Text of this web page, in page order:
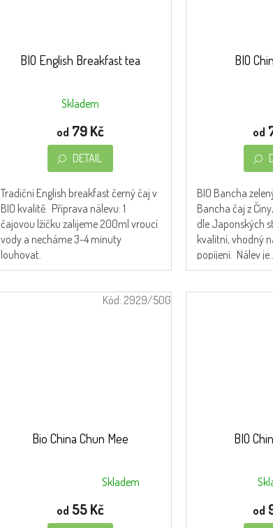
BIO English Breakfast tea
Skladem
od 79 Kč
DETAIL
Tradiční English breakfast černý čaj v
BIO kvalitě. Příprava nálevu: 1
čajovou lžičku zalijeme 200ml vroucí
vody a necháme 3-4 minuty
louhovat.
BIO
5
hvězdiček.
od
BIO Bancha
Bancha čaj z
dle Japonských
kvalitní, vhodný
popíjení. Nálev
Bio China Chun Mee
Skladem
od 55 Kč
Kód: 2929/50G
BIO
od